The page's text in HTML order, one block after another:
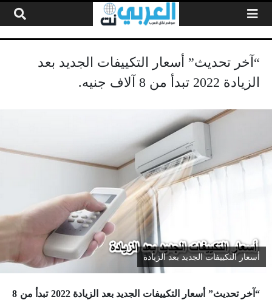
“آخر تحديث” أسعار التكييفات الجديد بعد
الزيادة 2022 تبدأ من 8 آلاف جنيه.
أسعار التكييفات الجديد بعد الزيادة
“آخر تحديث” أسعار التكييفات الجديد بعد الزيادة 2022 تبدأ من 8